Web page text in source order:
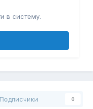
в систему.
Подписчики 0